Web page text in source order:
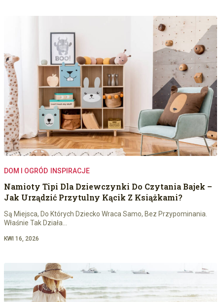
DOM I OGRÓD INSPIRACJE
Namioty Tipi Dla Dziewczynki Do Czytania Bajek –
Jak Urządzić Przytulny Kącik Z Książkami?
Są Miejsca, Do Których Dziecko Wraca Samo, Bez Przypominania.
Właśnie Tak Działa…
KWI 16, 2026